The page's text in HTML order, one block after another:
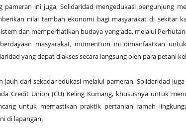
pameran ini juga, Solidaridad mengedukasi pengunjung
nilai tambah ekonomi bagi masyarakat di sekitar
dan memperhatikan budaya yang ada, melalui
masyarakat, momentum ini dimanfaatkan
yang dapat diakses secara langsung oleh para petani
jauh dari sekadar edukasi melalui pameran, Solidaridad
Credit Union (CU) Keling Kumang, khususnya untuk
untuk memastikan praktik pertanian ramah
di lapangan.